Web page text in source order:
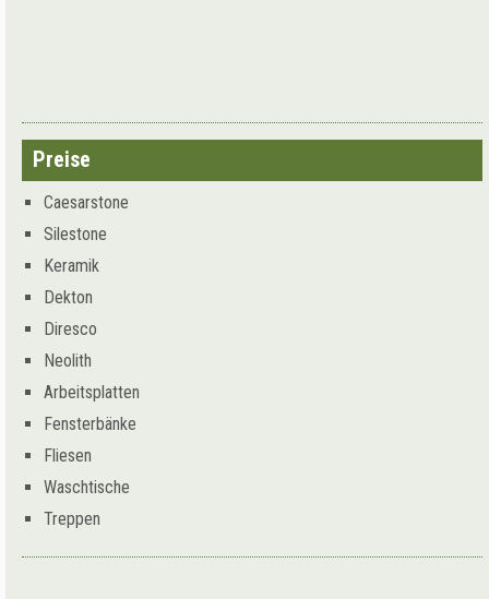
Preise
Caesarstone
Silestone
Keramik
Dekton
Diresco
Neolith
Arbeitsplatten
Fensterbänke
Fliesen
Waschtische
Treppen